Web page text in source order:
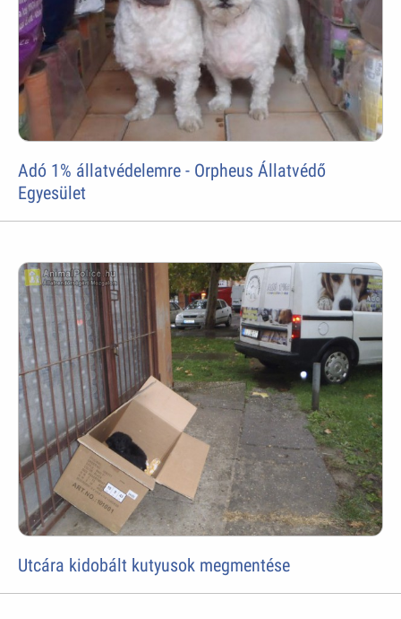
Adó 1% állatvédelemre - Orpheus Állatvédő
Egyesület
Utcára kidobált kutyusok megmentése